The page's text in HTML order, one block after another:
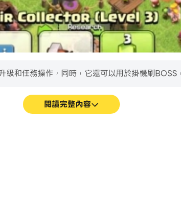
和任務操作，同時，它還可以用於掛機刷BOSS
閱讀完整內容